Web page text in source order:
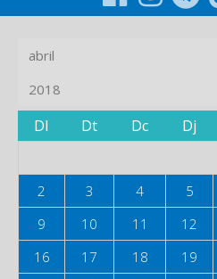
Dl Dt Dc Dj
2
3 4 5
9
10 11 12
16
17 18 19